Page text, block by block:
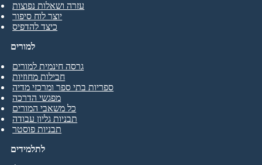
עזרה ושאלות נפוצות
יוצר לוח סיפור
כיצד להדפיס
לתלמידים
למורים
גרסה חינמית למורים
חבילות מחוזיות
ספריות בתי ספר ומרכזי מדיה
מפגשי הדרכה
כל משאבי המורים
תבניות גליון עבודה
תבניות פוסטר